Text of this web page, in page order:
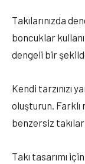
Takılarınızda
boncuklar
dengeli bir
Kendi tarzınızı
oluşturun.
benzersiz
Takı tasarımı